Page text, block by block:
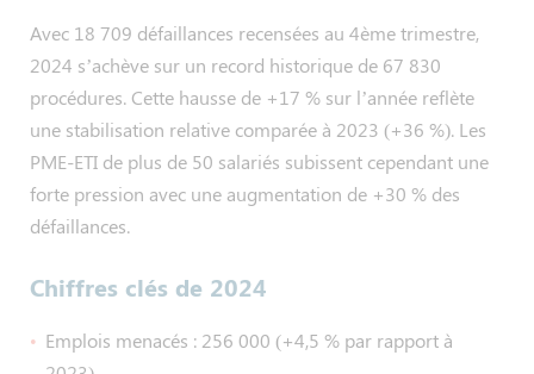
Avec 18 709 défaillances recensées au 4ème trimestre,
2024 s’achève sur un record historique de 67 830
procédures. Cette hausse de +17 % sur l’année reflète
une stabilisation relative comparée à 2023 (+36 %). Les
PME-ETI de plus de 50 salariés subissent cependant une
forte pression avec une augmentation de +30 % des
défaillances.
Chiffres clés de 2024
Emplois menacés : 256 000 (+4,5 % par rapport à